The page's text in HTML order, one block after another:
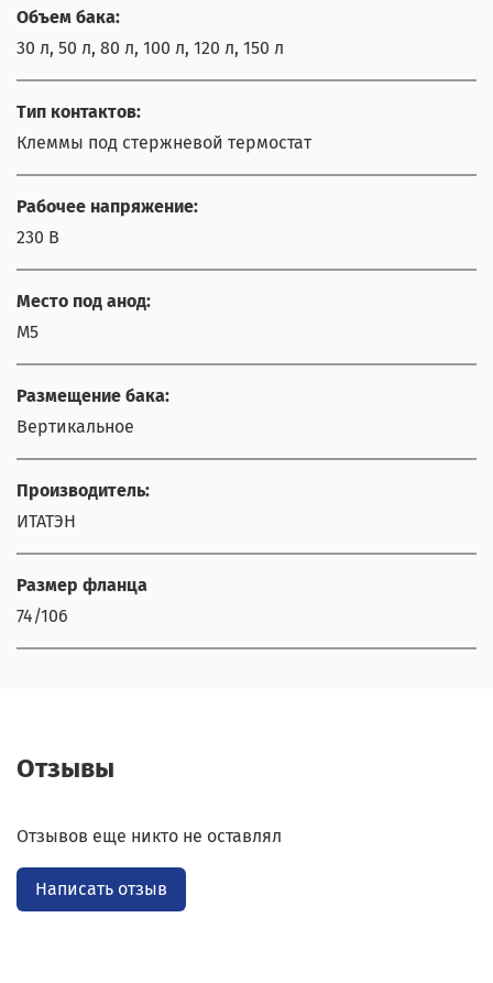
Объем бака:
30 л, 50 л, 80 л, 100 л, 120 л, 150 л
Тип контактов:
Клеммы под стержневой термостат
Рабочее напряжение:
230 В
Место под анод:
М5
Размещение бака:
Вертикальное
Производитель:
ИТАТЭН
Размер фланца
74/106
Отзывы
Отзывов еще никто не оставлял
Написать отзыв